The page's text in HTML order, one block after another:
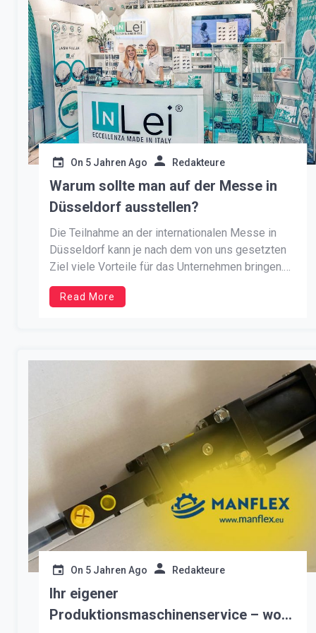
On 5 Jahren Ago Redakteure
Warum sollte man auf der Messe in
Düsseldorf ausstellen?
Die Teilnahme an der internationalen Messe in
Düsseldorf kann je nach dem von uns gesetzten
Ziel viele Vorteile für das Unternehmen bringen.
Die Anmietung eines Messestandes ist eine
Gelegenheit, in der Branche aufzufallen. Es ist
Read More
On 5 Jahren Ago Redakteure
Ihr eigener
Produktionsmaschinenservice – wo